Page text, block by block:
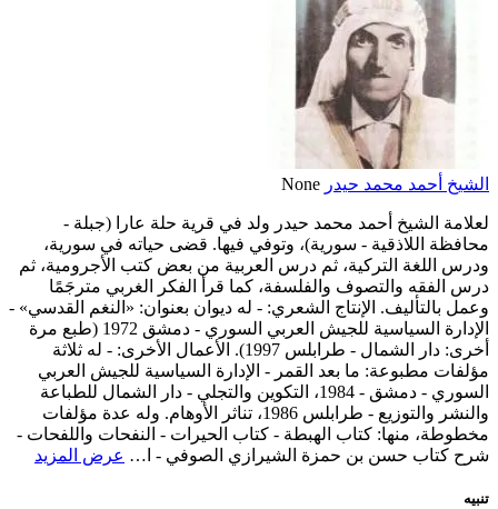
الشيخ أحمد محمد حيدر None
لعلامة الشيخ أحمد محمد حيدر ولد في قرية حلة عارا (جبلة -
محافظة اللاذقية - سورية)، وتوفي فيها. قضى حياته في سورية،
ودرس اللغة التركية، ثم درس العربية من بعض كتب الأجرومية، ثم
درس الفقه والتصوف والفلسفة، كما قرأ الفكر الغربي مترجَمًا
وعمل بالتأليف. الإنتاج الشعري: - له ديوان بعنوان: «النغم القدسي» -
الإدارة السياسية للجيش العربي السوري - دمشق 1972 (طبع مرة
أخرى: دار الشمال - طرابلس 1997). الأعمال الأخرى: - له ثلاثة
مؤلفات مطبوعة: ما بعد القمر - الإدارة السياسية للجيش العربي
السوري - دمشق - 1984، التكوين والتجلي - دار الشمال للطباعة
والنشر والتوزيع - طرابلس 1986، تناثر الأوهام. وله عدة مؤلفات
مخطوطة، منها: كتاب الهبطة - كتاب الحيرات - النفحات واللفحات -
شرح كتاب حسن بن حمزة الشيرازي الصوفي - ا… عرض المزيد
تنبيه